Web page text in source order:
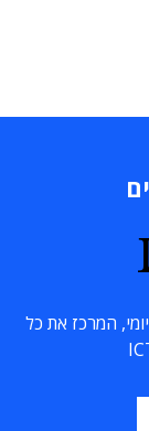
המרכז את כל